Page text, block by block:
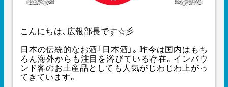
こんにちは、広報部長です☆彡
日本の伝統的なお酒「日本酒」。昨今は国内はもち
ろん海外からも注目を浴びている存在。インバウ
ンド客のお土産品としても人気がじわじわ上がっ
てきています。